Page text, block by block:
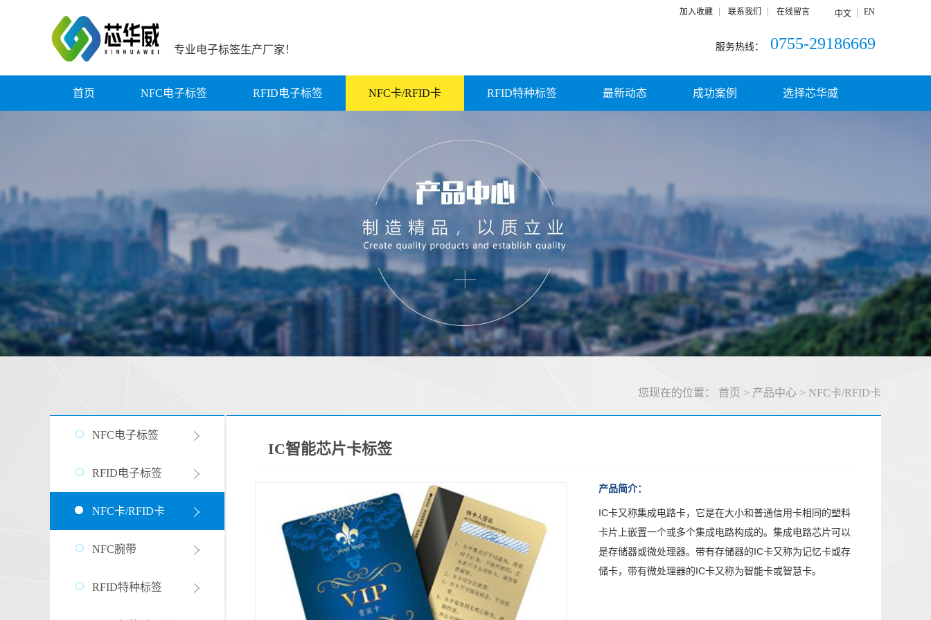
加入收藏 联系我们 在线留言 中文 EN
专业电子标签生产厂家！ 服务热线： 0755-29186669
首页 NFC电子标签 RFID电子标签 NFC卡/RFID卡 RFID特种标签 最新动态 成功案例 选择芯华威
您现在的位置： 首页 > 产品中心 > NFC卡/RFID卡
NFC电子标签
RFID电子标签
NFC卡/RFID卡
NFC腕带
RFID特种标签
IC智能芯片卡标签
产品简介：
IC卡又称集成电路卡，它是在大小和普通信用卡相同的塑料
卡片上嵌置一个或多个集成电路构成的。集成电路芯片可以
是存储器或微处理器。带有存储器的IC卡又称为记忆卡或存
储卡，带有微处理器的IC卡又称为智能卡或智慧卡。